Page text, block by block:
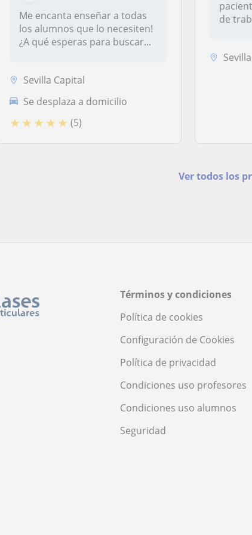
Me encanta enseñar a todas
los alumnos que lo necesiten!
¿A qué esperas para buscar...
Sevilla Capital
Se desplaza a domicilio
★ ★ ★ ★ ★ (5)
de
Sevilla
Ver todos los
Términos y condiciones
Política de cookies
Configuración de Cookies
Política de privacidad
Condiciones uso profesores
Condiciones uso alumnos
Seguridad